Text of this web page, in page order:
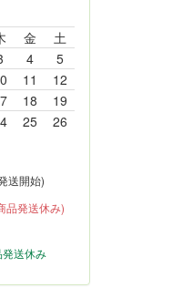
金
土
4
5
11
12
18
19
25
26
送開始)
品発送休み)
送休み